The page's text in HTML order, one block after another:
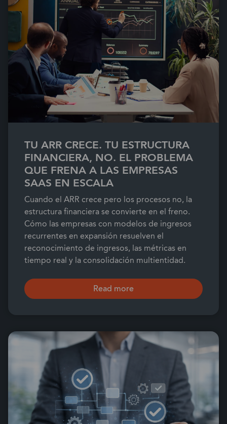
TU ARR CRECE. TU ESTRUCTURA
FINANCIERA, NO. EL PROBLEMA
QUE FRENA A LAS EMPRESAS
SAAS EN ESCALA
Cuando el ARR crece pero los procesos no, la
estructura financiera se convierte en el freno.
Cómo las empresas con modelos de ingresos
recurrentes en expansión resuelven el
reconocimiento de ingresos, las métricas en
tiempo real y la consolidación multientidad.
Read more